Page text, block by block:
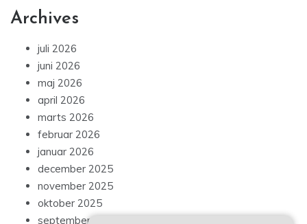
Archives
juli 2026
juni 2026
maj 2026
april 2026
marts 2026
februar 2026
januar 2026
december 2025
november 2025
oktober 2025
september 2025